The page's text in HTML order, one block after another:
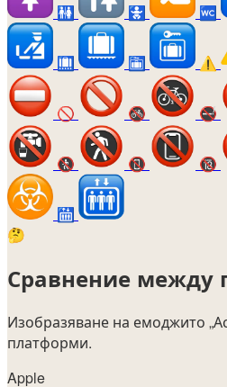
🚻 🚼 🚾
🛄 🛅 ⚠️
🚫 🚳 🚭
🚷 📵 🔞
🛗
🤔
Сравнение между
Изобразяване на емоджито
платформи.
Apple